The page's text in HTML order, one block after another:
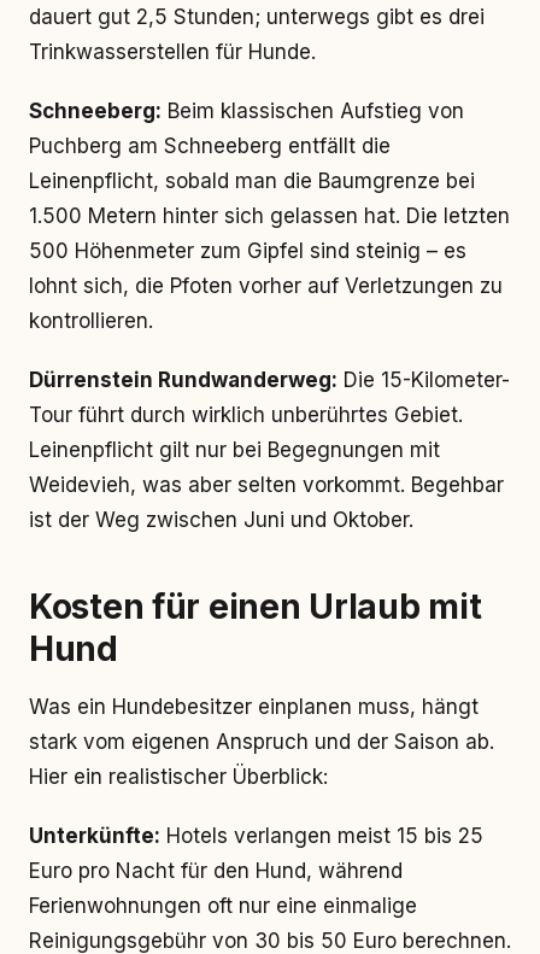
dauert gut 2,5 Stunden; unterwegs gibt es drei
Trinkwasserstellen für Hunde.
Schneeberg: Beim klassischen Aufstieg von
Puchberg am Schneeberg entfällt die
Leinenpflicht, sobald man die Baumgrenze bei
1.500 Metern hinter sich gelassen hat. Die letzten
500 Höhenmeter zum Gipfel sind steinig – es
lohnt sich, die Pfoten vorher auf Verletzungen zu
kontrollieren.
Dürrenstein Rundwanderweg: Die 15-Kilometer-
Tour führt durch wirklich unberührtes Gebiet.
Leinenpflicht gilt nur bei Begegnungen mit
Weidevieh, was aber selten vorkommt. Begehbar
ist der Weg zwischen Juni und Oktober.
Kosten für einen Urlaub mit
Hund
Was ein Hundebesitzer einplanen muss, hängt
stark vom eigenen Anspruch und der Saison ab.
Hier ein realistischer Überblick:
Unterkünfte: Hotels verlangen meist 15 bis 25
Euro pro Nacht für den Hund, während
Ferienwohnungen oft nur eine einmalige
Reinigungsgebühr von 30 bis 50 Euro berechnen.